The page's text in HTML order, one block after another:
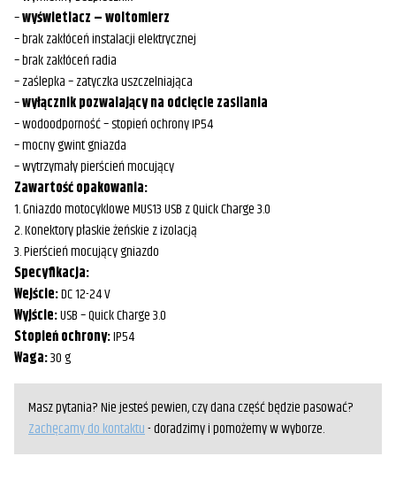
–wyświetlacz – woltomierz
– brak zakłóceń instalacji elektrycznej
– brak zakłóceń radia
– zaślepka – zatyczka uszczelniająca
–wyłącznik pozwalający na odcięcie zasilania
– wodoodporność – stopień ochrony IP54
– mocny gwint gniazda
– wytrzymały pierścień mocujący
Zawartość opakowania:
1. Gniazdo motocyklowe MUS13 USB z Quick Charge 3.0
2. Konektory płaskie żeńskie z izolacją
3. Pierścień mocujący gniazdo
Specyfikacja:
Wejście:DC 12-24 V
Wyjście:USB – Quick Charge 3.0
Stopień ochrony:IP54
Waga:30 g
Masz pytania? Nie jesteś pewien, czy dana część będzie pasować?
Zachęcamy do kontaktu- doradzimy i pomożemy w wyborze.